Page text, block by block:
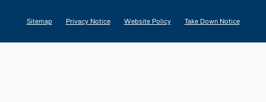
Sitemap Privacy Notice Website Policy Take Down Notice